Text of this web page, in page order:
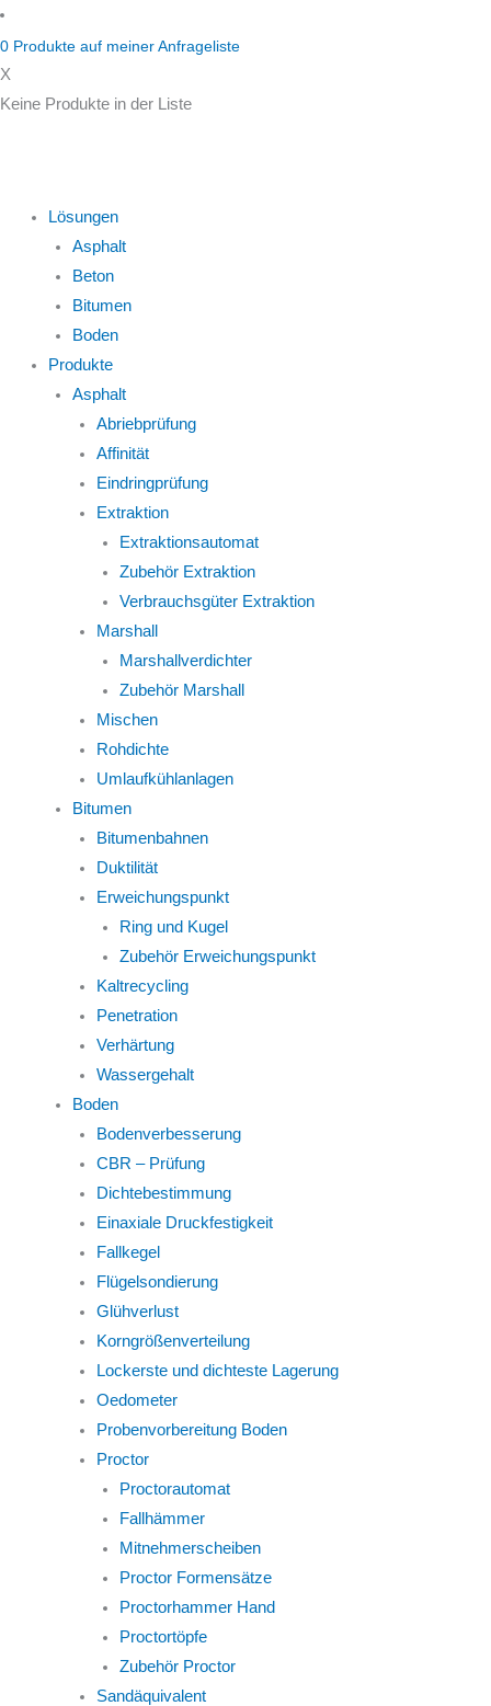
Zum
Inhalt
springen
0 Produkte auf meiner Anfrageliste
X
Keine Produkte in der Liste
Lösungen
Asphalt
Beton
Bitumen
Boden
Produkte
Asphalt
Abriebprüfung
Affinität
Eindringprüfung
Extraktion
Extraktionsautomat
Zubehör Extraktion
Verbrauchsgüter Extraktion
Marshall
Marshallverdichter
Zubehör Marshall
Mischen
Rohdichte
Umlaufkühlanlagen
Bitumen
Bitumenbahnen
Duktilität
Erweichungspunkt
Ring und Kugel
Zubehör Erweichungspunkt
Kaltrecycling
Penetration
Verhärtung
Wassergehalt
Boden
Bodenverbesserung
CBR – Prüfung
Dichtebestimmung
Einaxiale Druckfestigkeit
Fallkegel
Flügelsondierung
Glühverlust
Korngrößenverteilung
Lockerste und dichteste Lagerung
Oedometer
Probenvorbereitung Boden
Proctor
Proctorautomat
Fallhämmer
Mitnehmerscheiben
Proctor Formensätze
Proctorhammer Hand
Proctortöpfe
Zubehör Proctor
Sandäquivalent